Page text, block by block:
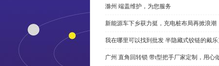
滁州 端盖维护，为您服务
新能源车下乡获力挺，充电桩布局再掀浪潮
我在哪里可以找到批发 半隐藏式铰链的戴
广州 直角回转锁 带t型把手厂家定制，用心